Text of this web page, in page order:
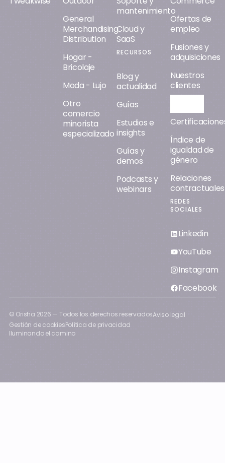
General
Merchandising
Distribution
Hogar -
Bricolaje
Moda - Lujo
Otro
comercio
minorista
especializado
mantenimiento
Cloud y
SaaS
RECURSOS
Blog y
actualidad
Guías
Estudios e
insights
Guías y
demos
Podcasts y
webinars
Ofertas de
empleo
Fusiones y
adquisiciones
Nuestros
clientes
Índice de
igualdad de
género
Relaciones
contractuales
REDES
SOCIALES
Linkedin
YouTube
Instagram
Facebook
© Orisha 2026 — Todos los derechos reservadosAviso legal
Gestión de cookiesPolítica de privacidad
Iluminando el camino